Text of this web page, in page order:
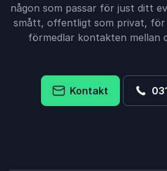
någon som passar för just ditt
smått, offentligt som privat, för
förmedlar kontakten mellan
Kontakt